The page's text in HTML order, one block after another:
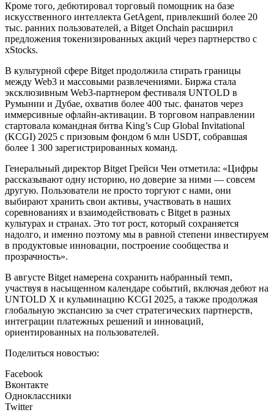
Кроме того, дебютировал торговый помощник на базе
искусственного интеллекта GetAgent, привлекший более 20
тыс. ранних пользователей, а Bitget Onchain расширил
предложения токенизированных акций через партнерство с
xStocks.
В культурной сфере Bitget продолжила стирать границы
между Web3 и массовыми развлечениями. Биржа стала
эксклюзивным Web3-партнером фестиваля UNTOLD в
Румынии и Дубае, охватив более 400 тыс. фанатов через
иммерсивные офлайн-активации. В торговом направлении
стартовала командная битва King’s Cup Global Invitational
(KCGI) 2025 с призовым фондом 6 млн USDT, собравшая
более 1 300 зарегистрированных команд.
Генеральный директор Bitget Грейси Чен отметила: «Цифры
рассказывают одну историю, но доверие за ними — совсем
другую. Пользователи не просто торгуют с нами, они
выбирают хранить свои активы, участвовать в наших
соревнованиях и взаимодействовать с Bitget в разных
культурах и странах. Это тот рост, который сохраняется
надолго, и именно поэтому мы в равной степени инвестируем
в продуктовые инновации, построение сообщества и
прозрачность».
В августе Bitget намерена сохранить набранный темп,
участвуя в насыщенном календаре событий, включая дебют на
UNTOLD X и кульминацию KCGI 2025, а также продолжая
глобальную экспансию за счет стратегических партнерств,
интеграции платежных решений и инноваций,
ориентированных на пользователей.
Поделиться новостью:
Facebook
Вконтакте
Одноклассники
Twitter